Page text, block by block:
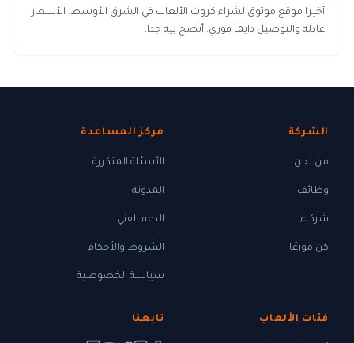
أخيرا موقع موثوق لشراء كروت الألعاب في الشرق الأوسط. الأسعار
عادلة والتوصيل دايما فوري. أنصح بيه جدا.
الشركة
من نحن
وظائف
شركاء
كن موزعًا
مركز المساعدة
الأسئلة المتكررة
المدونة
الدعم الفني
الشروط والأحكام
سياسة الخصوصية
فئات الألعاب تابعنا